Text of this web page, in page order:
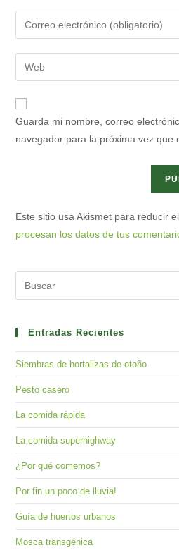
nombre
de
usuario
para
comentar
tu
dirección
de
electrónico
para
comentar
la
URL
Guarda mi nombre, correo
navegador para la próxima vez que
Este sitio usa Akismet para reducir
procesan los datos de tus
Entradas Recientes
Siembras de hortalizas de otoño
Pesto casero
La comida rápida
La comida superhighway
¿Por qué comemos?
Por fin un poco de lluvia!
Guía de huertos urbanos
Mosca transgénica